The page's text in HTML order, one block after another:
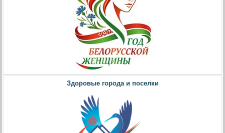
Здоровые города и поселки